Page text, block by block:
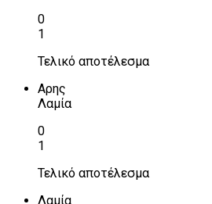
0
1
Τελικό αποτέλεσμα
Αρης
Λαμία
0
1
Τελικό αποτέλεσμα
Λαμία